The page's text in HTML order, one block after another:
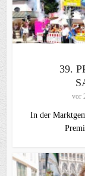
39.
vor
In der